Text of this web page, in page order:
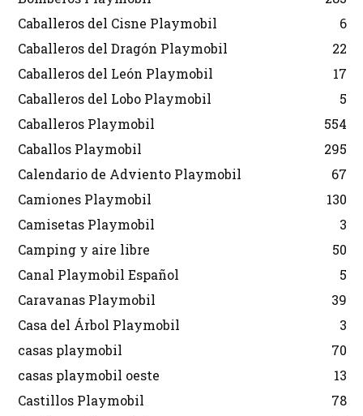
Caballeros del Cisne Playmobil
6
Caballeros del Dragón Playmobil
22
Caballeros del León Playmobil
17
Caballeros del Lobo Playmobil
5
Caballeros Playmobil
554
Caballos Playmobil
295
Calendario de Adviento Playmobil
67
Camiones Playmobil
130
Camisetas Playmobil
3
Camping y aire libre
50
Canal Playmobil Español
5
Caravanas Playmobil
39
Casa del Árbol Playmobil
3
casas playmobil
70
casas playmobil oeste
13
Castillos Playmobil
78